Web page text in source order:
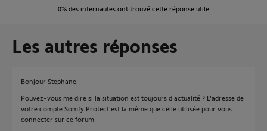
0% des internautes ont trouvé cette réponse utile
Les autres réponses
Bonjour Stephane,
Pouvez-vous me dire si la situation est toujours d'actualité ? L'adresse de
votre compte Somfy Protect est la même que celle utilisée pour vous
connecter sur ce forum.